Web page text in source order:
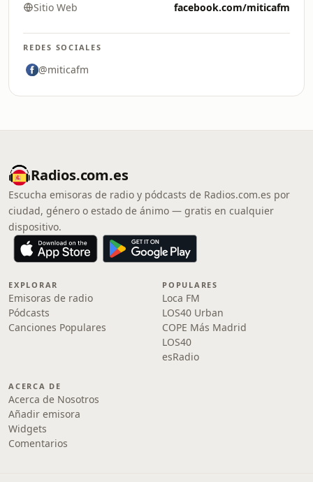
Sitio Web facebook.com/miticafm
REDES SOCIALES
@miticafm
Radios.com.es
Escucha emisoras de radio y pódcasts de Radios.com.es por
ciudad, género o estado de ánimo — gratis en cualquier
dispositivo.
EXPLORAR
Emisoras de radio
Pódcasts
Canciones Populares
POPULARES
Loca FM
LOS40 Urban
COPE Más Madrid
LOS40
esRadio
ACERCA DE
Acerca de Nosotros
Añadir emisora
Widgets
Comentarios